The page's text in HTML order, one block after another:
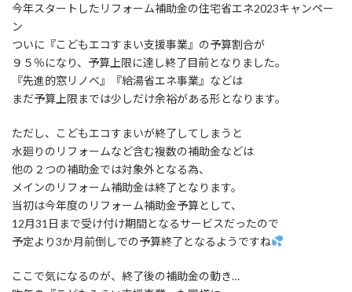
今年スタートしたリフォーム補助金の住宅省エネ2023キャンペー
ン
ついに『こどもエコすまい支援事業』の予算割合が
９５％になり、予算上限に達し終了目前となりました。
『先進的窓リノベ』『給湯省エネ事業』などは
まだ予算上限までは少しだけ余裕がある形となります。
ただし、こどもエコすまいが終了してしまうと
水廻りのリフォームなど含む複数の補助金などは
他の２つの補助金では対象外となる為、
メインのリフォーム補助金は終了となります。
当初は今年度のリフォーム補助金予算として、
12月31日まで受け付け期間となるサービスだったので
予定より3か月前倒しでの予算終了となるようですね
ここで気になるのが、終了後の補助金の動き…